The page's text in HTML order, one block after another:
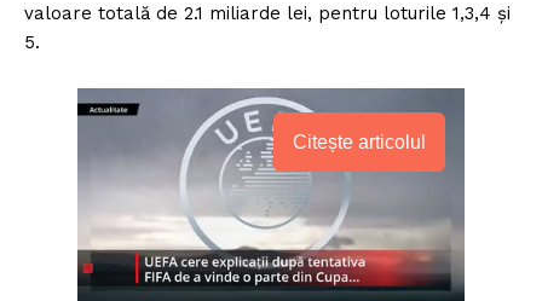
valoare totală de 2.1 miliarde lei, pentru loturile 1,3,4 și
5.
Citește articolul